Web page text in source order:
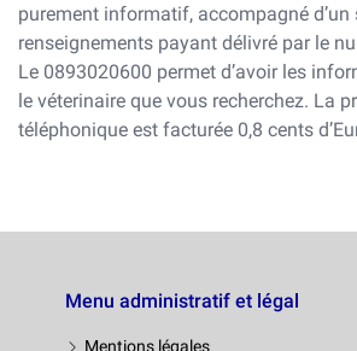
purement informatif, accompagné d’un
renseignements payant délivré par le
Le 0893020600 permet d’avoir les
le véterinaire que vous recherchez. La
téléphonique est facturée 0,8 cents
Menu administratif et légal
Mentions légales